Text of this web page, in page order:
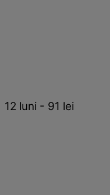
luni - 91 lei